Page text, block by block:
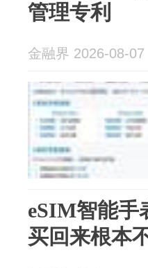
管理专利
金融界 2026-08-07
eSIM智能手
买回来根本